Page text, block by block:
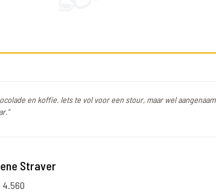
en koffie. Iets te vol voor een stour, maar wel aangenaam
Straver
4.560